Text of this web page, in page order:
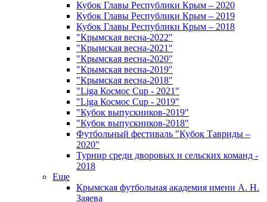
Кубок Главы Республики Крым – 2020
Кубок Главы Республики Крым – 2019
Кубок Главы Республики Крым – 2018
"Крымская весна-2022"
"Крымская весна-2021"
"Крымская весна-2020"
"Крымская весна-2019"
"Крымская весна-2018"
"Liga Космос Cup - 2021"
"Liga Космос Cup - 2019"
"Кубок выпускников-2019"
"Кубок выпускников-2018"
Футбольный фестиваль "Кубок Тавриды –
2020"
Турнир среди дворовых и сельских команд -
2018
Еще
Крымская футбольная академия имени А. Н.
Заяева